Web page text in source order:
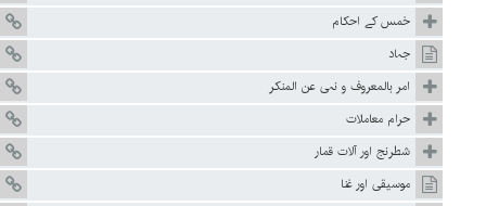
خمس کے احکام
جہاد
امر بالمعروف و نہی عن المنکر
حرام معاملات
شطرنج اور آلات قمار
موسیقی اور غنا